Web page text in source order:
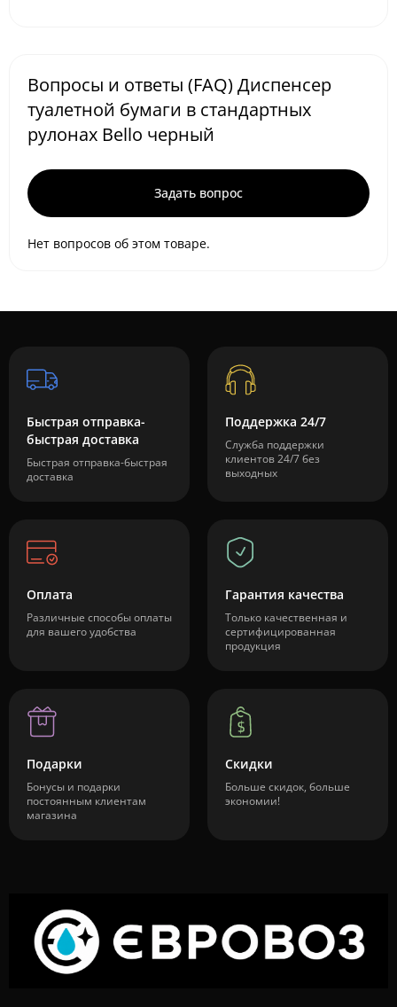
Вопросы и ответы (FAQ) Диспенсер
туалетной бумаги в стандартных
рулонах Bello черный
Задать вопрос
Нет вопросов об этом товаре.
Быстрая отправка-
быстрая доставка
Быстрая отправка-быстрая
доставка
Поддержка 24/7
Служба поддержки
клиентов 24/7 без
выходных
Оплата
Различные способы оплаты
для вашего удобства
Гарантия качества
Только качественная и
сертифицированная
продукция
Подарки
Бонусы и подарки
постоянным клиентам
магазина
Скидки
Больше скидок, больше
экономии!